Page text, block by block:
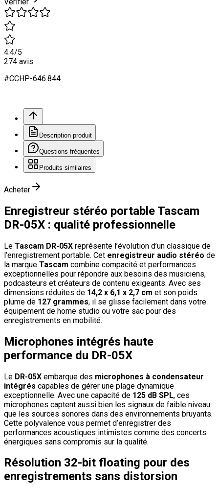
4.4/5
274 avis
#CCHP-646.844
Description produit
Questions fréquentes
Produits similaires
Acheter
Enregistreur stéréo portable Tascam
DR-05X : qualité professionnelle
Le Tascam DR-05X représente l’évolution d’un classique de
l’enregistrement portable. Cet enregistreur audio stéréo de
la marque Tascam combine compacité et performances
exceptionnelles pour répondre aux besoins des musiciens,
podcasteurs et créateurs de contenu exigeants. Avec ses
dimensions réduites de 14,2 x 6,1 x 2,7 cm et son poids
plume de 127 grammes, il se glisse facilement dans votre
équipement de home studio ou votre sac pour des
enregistrements en mobilité.
Microphones intégrés haute
performance du DR-05X
Le DR-05X embarque des microphones à condensateur
intégrés capables de gérer une plage dynamique
exceptionnelle. Avec une capacité de 125 dB SPL, ces
microphones captent aussi bien les signaux de faible niveau
que les sources sonores dans des environnements bruyants.
Cette polyvalence vous permet d’enregistrer des
performances acoustiques intimistes comme des concerts
énergiques sans compromis sur la qualité.
Résolution 32-bit floating pour des
enregistrements sans distorsion